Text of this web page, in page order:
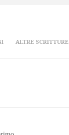
ALTRE SCRITTURE